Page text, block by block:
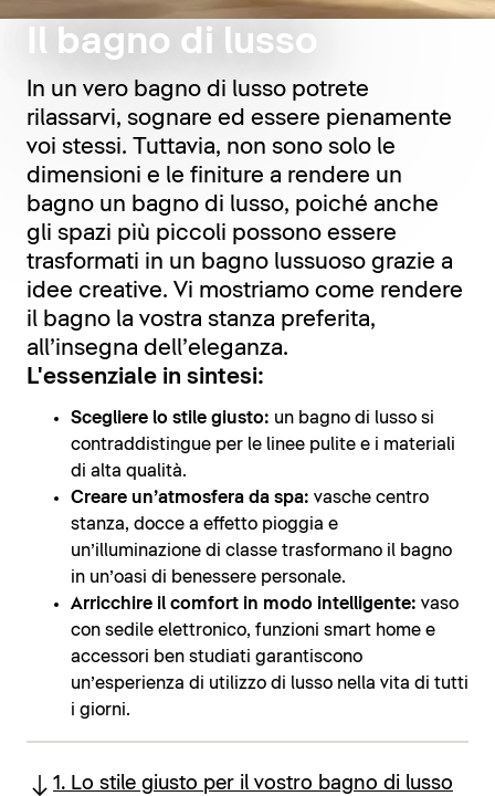
Il bagno di lusso
In un vero bagno di lusso potrete
rilassarvi, sognare ed essere pienamente
voi stessi. Tuttavia, non sono solo le
dimensioni e le finiture a rendere un
bagno un bagno di lusso, poiché anche
gli spazi più piccoli possono essere
trasformati in un bagno lussuoso grazie a
idee creative. Vi mostriamo come rendere
il bagno la vostra stanza preferita,
all’insegna dell’eleganza.
L'essenziale in sintesi:
Scegliere lo stile giusto: un bagno di lusso si
contraddistingue per le linee pulite e i materiali
di alta qualità.
Creare un’atmosfera da spa: vasche centro
stanza, docce a effetto pioggia e
un’illuminazione di classe trasformano il bagno
in un’oasi di benessere personale.
Arricchire il comfort in modo intelligente: vaso
con sedile elettronico, funzioni smart home e
accessori ben studiati garantiscono
un’esperienza di utilizzo di lusso nella vita di tutti
i giorni.
1. Lo stile giusto per il vostro bagno di lusso